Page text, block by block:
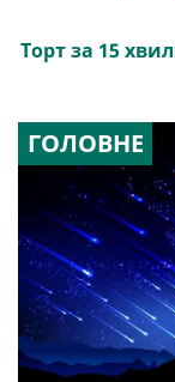
Торт за 15
ГОЛОВНЕ